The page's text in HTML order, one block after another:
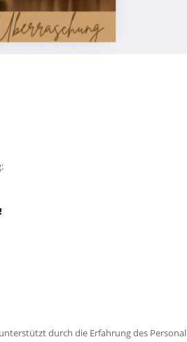
durch die Erfahrung des Personal